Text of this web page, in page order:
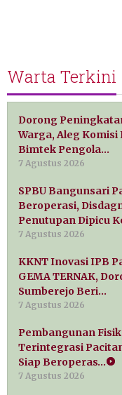
Warta Terkini
Dorong
Warga, Aleg Komisi
Bimtek Pengola…
7 Agustus 2026
SPBU Bangunsari
Beroperasi,
Penutupan Dipicu
7 Agustus 2026
KKNT Inovasi IPB
GEMA TERNAK,
Sumberejo Beri…
7 Agustus 2026
Pembangunan
Terintegrasi
Siap Beroperas…
7 Agustus 2026